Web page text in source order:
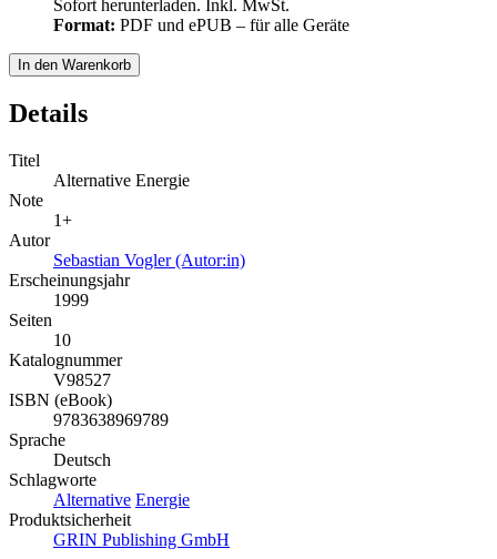
Sofort herunterladen. Inkl. MwSt.
Format: PDF und ePUB – für alle Geräte
In den Warenkorb
Details
Titel
Alternative Energie
Note
1+
Autor
Sebastian Vogler (Autor:in)
Erscheinungsjahr
1999
Seiten
10
Katalognummer
V98527
ISBN (eBook)
9783638969789
Sprache
Deutsch
Schlagworte
Alternative Energie
Produktsicherheit
GRIN Publishing GmbH